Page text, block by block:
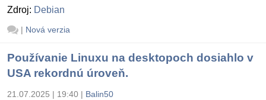
Zdroj: Debian
| Nová verzia
Používanie Linuxu na desktopoch dosiahlo v
USA rekordnú úroveň.
21.07.2025 | 19:40 | Balin50